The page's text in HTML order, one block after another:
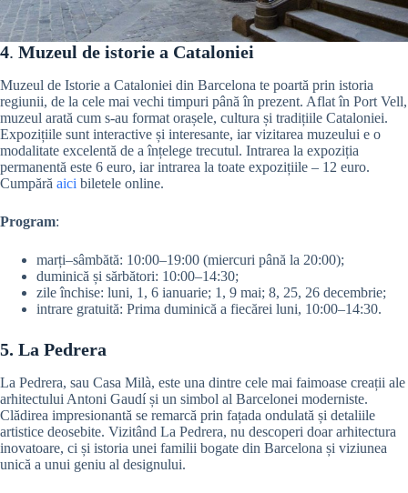
4. Muzeul de istorie a Cataloniei
Muzeul de Istorie a Cataloniei din Barcelona te poartă prin istoria
regiunii, de la cele mai vechi timpuri până în prezent. Aflat în Port Vell,
muzeul arată cum s-au format orașele, cultura și tradițiile Cataloniei.
Expozițiile sunt interactive și interesante, iar vizitarea muzeului e o
modalitate excelentă de a înțelege trecutul. Intrarea la expoziția
permanentă este 6 euro, iar intrarea la toate expozițiile – 12 euro.
Cumpără aici biletele online.
Program:
marți–sâmbătă: 10:00–19:00 (miercuri până la 20:00);
duminică și sărbători: 10:00–14:30;
zile închise: luni, 1, 6 ianuarie; 1, 9 mai; 8, 25, 26 decembrie;
intrare gratuită: Prima duminică a fiecărei luni, 10:00–14:30.
5. La Pedrera
La Pedrera, sau Casa Milà, este una dintre cele mai faimoase creații ale
arhitectului Antoni Gaudí și un simbol al Barcelonei moderniste.
Clădirea impresionantă se remarcă prin fațada ondulată și detaliile
artistice deosebite. Vizitând La Pedrera, nu descoperi doar arhitectura
inovatoare, ci și istoria unei familii bogate din Barcelona și viziunea
unică a unui geniu al designului.